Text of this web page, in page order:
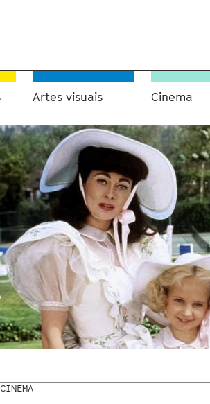
Artes visuais Cinema
CINEMA